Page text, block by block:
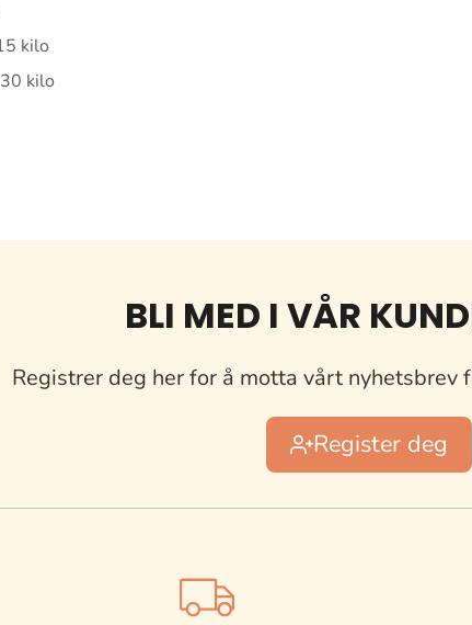
kilo
kilo
BLI MED I VÅR
Registrer deg her for å motta vårt nyhetsbrev
Register deg